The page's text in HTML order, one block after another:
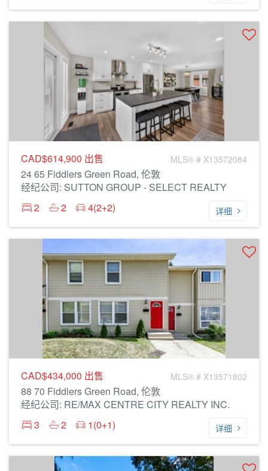
CAD$614,900 出售 MLS® # X13572084
24 65 Fiddlers Green Road, 伦敦
经纪公司: SUTTON GROUP - SELECT REALTY
2
2 4(2+2) 详细
CAD$434,000 出售 MLS® # X13571802
88 70 Fiddlers Green Road, 伦敦
经纪公司: RE/MAX CENTRE CITY REALTY INC.
3
2 1(0+1) 详细